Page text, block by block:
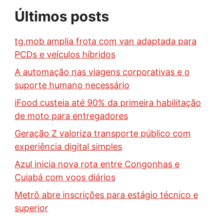
Últimos posts
tg.mob amplia frota com van adaptada para
PCDs e veículos híbridos
A automação nas viagens corporativas e o
suporte humano necessário
iFood custeia até 90% da primeira habilitação
de moto para entregadores
Geração Z valoriza transporte público com
experiência digital simples
Azul inicia nova rota entre Congonhas e
Cuiabá com voos diários
Metrô abre inscrições para estágio técnico e
superior